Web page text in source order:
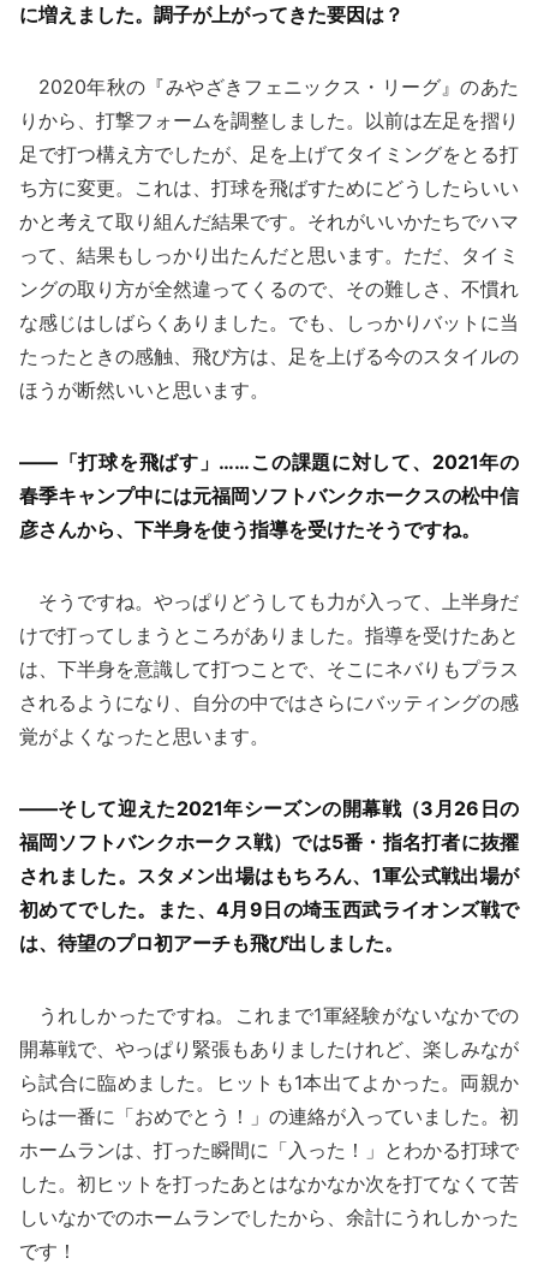
に増えました。調子が上がってきた要因は？
2020年秋の『みやざきフェニックス・リーグ』のあた
りから、打撃フォームを調整しました。以前は左足を摺り
足で打つ構え方でしたが、足を上げてタイミングをとる打
ち方に変更。これは、打球を飛ばすためにどうしたらいい
かと考えて取り組んだ結果です。それがいいかたちでハマ
って、結果もしっかり出たんだと思います。ただ、タイミ
ングの取り方が全然違ってくるので、その難しさ、不慣れ
な感じはしばらくありました。でも、しっかりバットに当
たったときの感触、飛び方は、足を上げる今のスタイルの
ほうが断然いいと思います。
——「打球を飛ばす」……この課題に対して、2021年の
春季キャンプ中には元福岡ソフトバンクホークスの松中信
彦さんから、下半身を使う指導を受けたそうですね。
そうですね。やっぱりどうしても力が入って、上半身だ
けで打ってしまうところがありました。指導を受けたあと
は、下半身を意識して打つことで、そこにネバりもプラス
されるようになり、自分の中ではさらにバッティングの感
覚がよくなったと思います。
——そして迎えた2021年シーズンの開幕戦（3月26日の
福岡ソフトバンクホークス戦）では5番・指名打者に抜擢
されました。スタメン出場はもちろん、1軍公式戦出場が
初めてでした。また、4月9日の埼玉西武ライオンズ戦で
は、待望のプロ初アーチも飛び出しました。
うれしかったですね。これまで1軍経験がないなかでの
開幕戦で、やっぱり緊張もありましたけれど、楽しみなが
ら試合に臨めました。ヒットも1本出てよかった。両親か
らは一番に「おめでとう！」の連絡が入っていました。初
ホームランは、打った瞬間に「入った！」とわかる打球で
した。初ヒットを打ったあとはなかなか次を打てなくて苦
しいなかでのホームランでしたから、余計にうれしかった
です！